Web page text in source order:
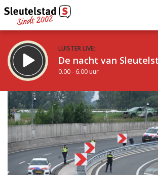
LUISTER LIVE:
De nacht van
0.00 - 6.00 uur
STRAKS:
De ochtend van Sleutelstad
6.00 - 12.00 uur
Vorig uur
uur 1 van 0
Inklappen